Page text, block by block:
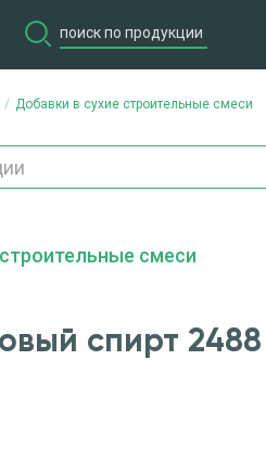
Добавки в сухие строительные смеси
смеси
спирт